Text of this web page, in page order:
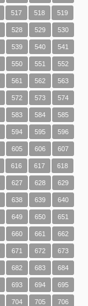
517 518 519
528 529 530
539 540 541
550 551 552
561 562 563
572 573 574
583 584 585
594 595 596
605 606 607
616 617 618
627 628 629
638 639 640
649 650 651
660 661 662
671 672 673
682 683 684
693 694 695
704 705 706